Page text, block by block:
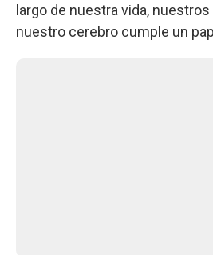
largo de nuestra vida,
nuestro cerebro cumple un